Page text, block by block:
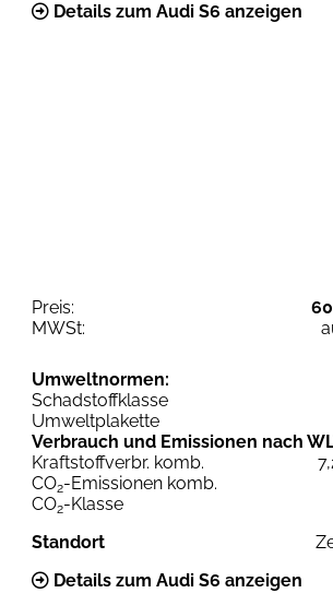
Details zum Audi S6 anzeigen
Preis:
MWSt:
Umweltnormen:
Schadstoffklasse
Umweltplakette
Verbrauch und Emissionen nach
Kraftstoffverbr. komb.
CO2-Emissionen komb.
CO2-Klasse
Standort
Details zum Audi S6 anzeigen